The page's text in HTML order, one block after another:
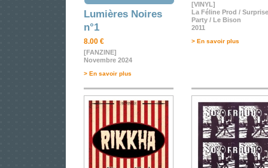
Lumières Noires
n°1
8.00 €
[FANZINE]
Novembre 2024
> En savoir plus
[VINYL]
La Féline Prod / Surprise
Party / Le Bison
2011
> En savoir plus